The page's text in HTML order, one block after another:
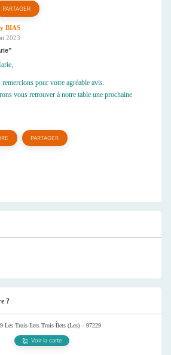
PARTAGER
BIAS
2023
pour votre agréable avis.
vous retrouver à notre table une prochaine
PARTAGER
?
Les Trois-Ilets Trois-Îlets (Les) – 97229
Voir la carte